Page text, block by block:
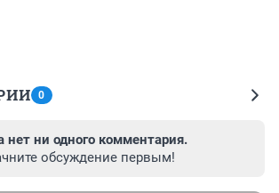
0
нет ни одного комментария.
обсуждение первым!